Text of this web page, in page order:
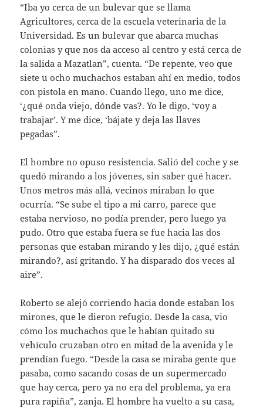
“Iba yo cerca de un bulevar que se llama
Agricultores, cerca de la escuela veterinaria de la
Universidad. Es un bulevar que abarca muchas
colonias y que nos da acceso al centro y está cerca de
la salida a Mazatlan”, cuenta. “De repente, veo que
siete u ocho muchachos estaban ahí en medio, todos
con pistola en mano. Cuando llego, uno me dice,
‘¿qué onda viejo, dónde vas?. Yo le digo, ‘voy a
trabajar’. Y me dice, ‘bájate y deja las llaves
pegadas”.
El hombre no opuso resistencia. Salió del coche y se
quedó mirando a los jóvenes, sin saber qué hacer.
Unos metros más allá, vecinos miraban lo que
ocurría. “Se sube el tipo a mi carro, parece que
estaba nervioso, no podía prender, pero luego ya
pudo. Otro que estaba fuera se fue hacia las dos
personas que estaban mirando y les dijo, ¿qué están
mirando?, así gritando. Y ha disparado dos veces al
aire”.
Roberto se alejó corriendo hacia donde estaban los
mirones, que le dieron refugio. Desde la casa, vio
cómo los muchachos que le habían quitado su
vehículo cruzaban otro en mitad de la avenida y le
prendían fuego. “Desde la casa se miraba gente que
pasaba, como sacando cosas de un supermercado
que hay cerca, pero ya no era del problema, ya era
pura rapiña”, zanja. El hombre ha vuelto a su casa,